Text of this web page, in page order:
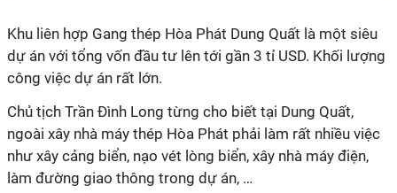
Khu liên hợp Gang thép Hòa Phát Dung Quất là một siêu
dự án với tổng vốn đầu tư lên tới gần 3 tỉ USD. Khối lượng
công việc dự án rất lớn.
Chủ tịch Trần Đình Long từng cho biết tại Dung Quất,
ngoài xây nhà máy thép Hòa Phát phải làm rất nhiều việc
như xây cảng biển, nạo vét lòng biển, xây nhà máy điện,
làm đường giao thông trong dự án, …